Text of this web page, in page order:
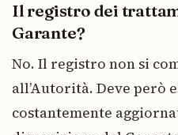
Il registro dei
Garante?
No. Il registro non si
all’Autorità. Deve però
costantemente